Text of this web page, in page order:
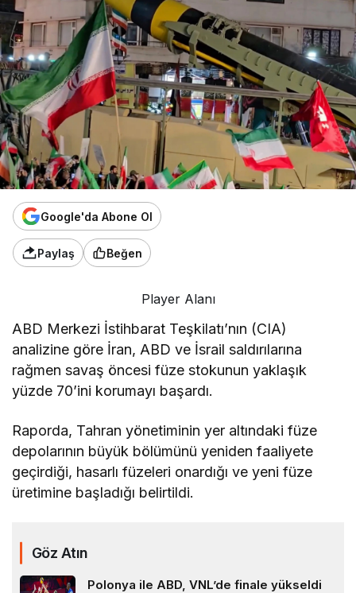
Google'da Abone Ol
Paylaş Beğen
Player Alanı
ABD Merkezi İstihbarat Teşkilatı’nın (CIA)
analizine göre İran, ABD ve İsrail saldırılarına
rağmen savaş öncesi füze stokunun yaklaşık
yüzde 70’ini korumayı başardı.
Raporda, Tahran yönetiminin yer altındaki füze
depolarının büyük bölümünü yeniden faaliyete
geçirdiği, hasarlı füzeleri onardığı ve yeni füze
üretimine başladığı belirtildi.
Göz Atın
Polonya ile ABD, VNL’de finale yükseldi